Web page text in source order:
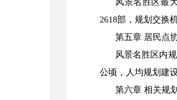
风景名胜区最
2618部，规划交换
第五章 居民点
风景名胜区内
公顷，人均规划建
第六章 相关规